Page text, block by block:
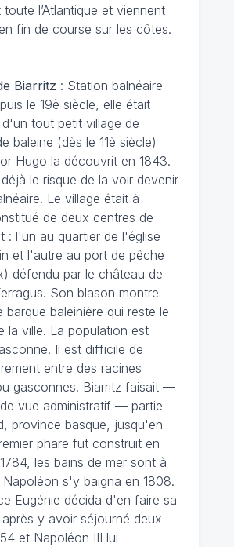
l’Atlantique et viennent
fin de course sur les côtes.
Biarritz : Station balnéaire
le 19è siècle, elle était
tout petit village de
baleine (dès le 11è siècle)
Hugo la découvrit en 1843.
le risque de la voir devenir
Le village était à
de deux centres de
: l'un au quartier de l'église
et l'autre au port de pêche
défendu par le château de
Son blason montre
barque baleinière qui reste le
la ville. La population est
Il est difficile de
entre des racines
gasconnes. Biarritz faisait —
vue administratif — partie
province basque, jusqu'en
phare fut construit en
les bains de mer sont à
s'y baigna en 1808.
Eugénie décida d'en faire sa
y avoir séjourné deux
et Napoléon III lui